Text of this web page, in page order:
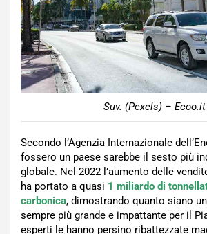
Suv. (Pexels) – Ecoo.it
Secondo l’Agenzia Internazionale
fossero un paese sarebbe il sesto più
globale. Nel 2022 l’aumento delle
ha portato a quasi 1 miliardo di
carbonica, dimostrando quanto siano
sempre più grande e impattante per il
esperti le hanno persino ribattezzate